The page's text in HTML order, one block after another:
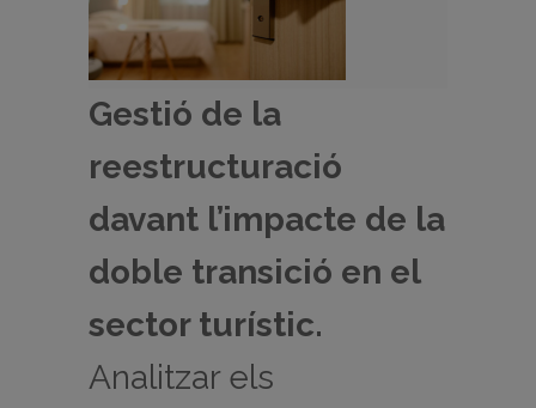
Gestió de la
reestructuració
davant l’impacte de la
doble transició en el
sector turístic.
Analitzar els